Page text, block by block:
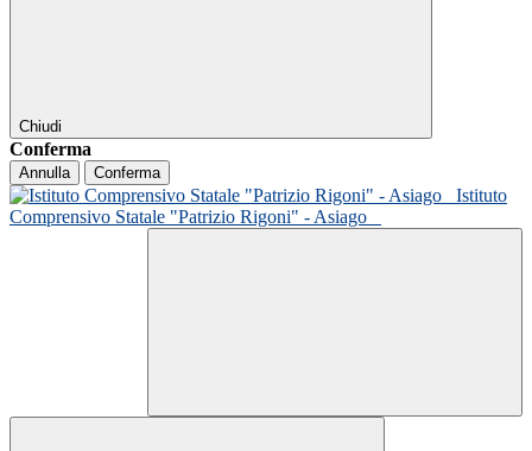
Chiudi
Conferma
Annulla Conferma
Istituto
Comprensivo Statale "Patrizio Rigoni" - Asiago